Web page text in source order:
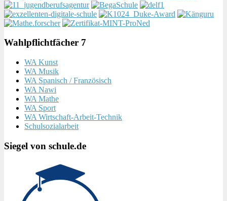
Wahlpflichtfächer 7
WA Kunst
WA Musik
WA Spanisch / Französisch
WA Nawi
WA Mathe
WA Sport
WA Wirtschaft-Arbeit-Technik
Schulsozialarbeit
Siegel von schule.de